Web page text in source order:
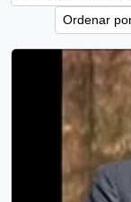
Ordenar